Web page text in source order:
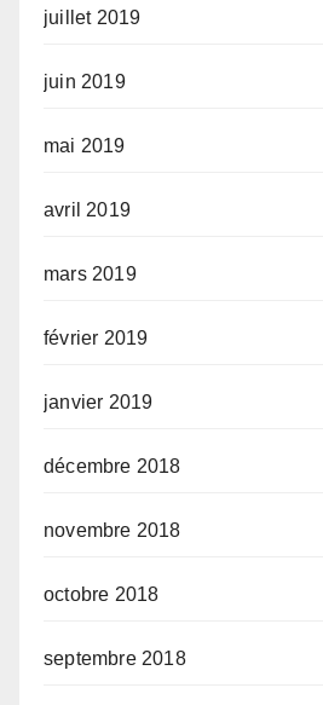
juillet 2019
juin 2019
mai 2019
avril 2019
mars 2019
février 2019
janvier 2019
décembre 2018
novembre 2018
octobre 2018
septembre 2018